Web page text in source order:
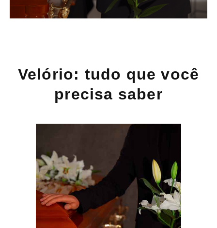
Velório: tudo que você
precisa saber